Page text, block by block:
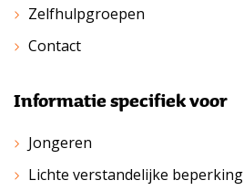
Zelfhulpgroepen
Contact
Informatie specifiek voor
Jongeren
Lichte verstandelijke beperking